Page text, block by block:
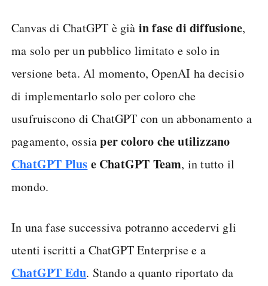
Canvas di ChatGPT è già in fase di diffusione,
ma solo per un pubblico limitato e solo in
versione beta. Al momento, OpenAI ha decisio
di implementarlo solo per coloro che
usufruiscono di ChatGPT con un abbonamento a
pagamento, ossiaper coloro che utilizzano
ChatGPT Plus e ChatGPT Team, in tutto il
mondo.
In una fase successiva potranno accedervi gli
utenti iscritti a ChatGPT Enterprise e a
ChatGPT Edu. Stando a quanto riportato da